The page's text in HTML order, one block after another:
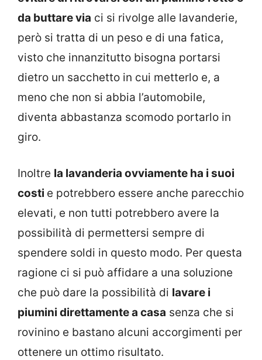
da buttare via ci si rivolge alle lavanderie,
però si tratta di un peso e di una fatica,
visto che innanzitutto bisogna portarsi
dietro un sacchetto in cui metterlo e, a
meno che non si abbia l’automobile,
diventa abbastanza scomodo portarlo in
giro.
Inoltre la lavanderia ovviamente ha i suoi
costi e potrebbero essere anche parecchio
elevati, e non tutti potrebbero avere la
possibilità di permettersi sempre di
spendere soldi in questo modo. Per questa
ragione ci si può affidare a una soluzione
che può dare la possibilità di lavare i
piumini direttamente a casa senza che si
rovinino e bastano alcuni accorgimenti per
ottenere un ottimo risultato.